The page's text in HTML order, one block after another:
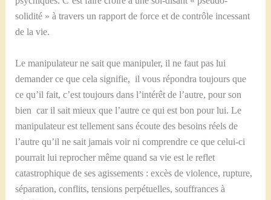
solidité » à travers un rapport de force et de contrôle incessant
de la vie.
Le manipulateur ne sait que manipuler, il ne faut pas lui
demander ce que cela signifie, il vous répondra toujours que
ce qu’il fait, c’est toujours dans l’intérêt de l’autre, pour son
bien car il sait mieux que l’autre ce qui est bon pour lui. Le
manipulateur est tellement sans écoute des besoins réels de
l’autre qu’il ne sait jamais voir ni comprendre ce que celui-ci
pourrait lui reprocher même quand sa vie est le reflet
catastrophique de ses agissements : excès de violence, rupture,
séparation, conflits, tensions perpétuelles, souffrances à